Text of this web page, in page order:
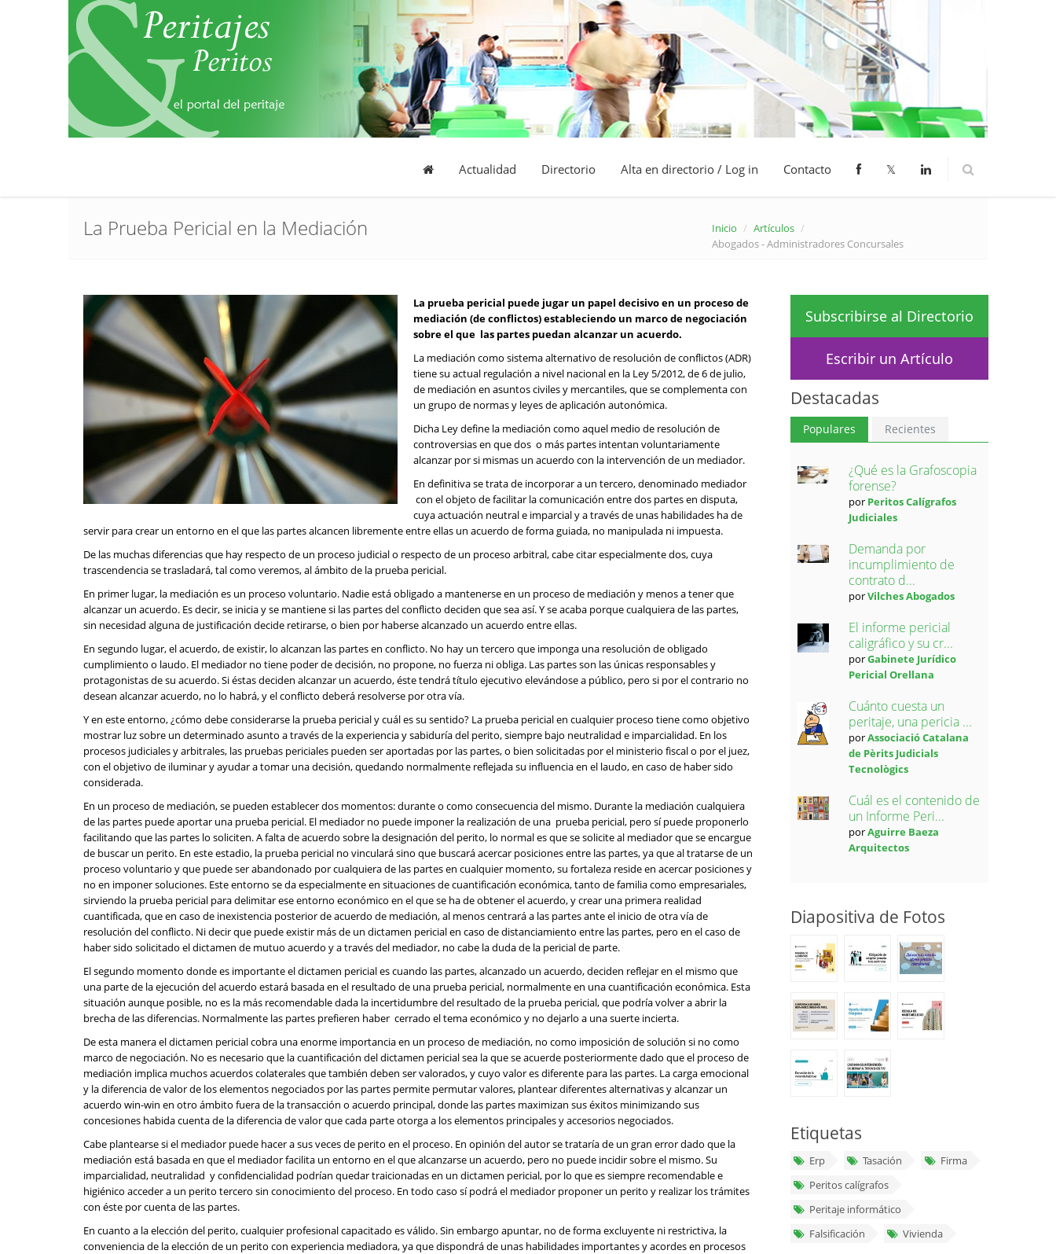
Actualidad Directorio Alta en directorio / Log in Contacto 𝕏
La Prueba Pericial en la Mediación Inicio / Artículos /
Abogados - Administradores Concursales
La prueba pericial puede jugar un papel decisivo en un proceso de
mediación (de conflictos) estableciendo un marco de negociación
sobre el que las partes puedan alcanzar un acuerdo.
La mediación como sistema alternativo de resolución de conflictos (ADR)
tiene su actual regulación a nivel nacional en la Ley 5/2012, de 6 de julio,
de mediación en asuntos civiles y mercantiles, que se complementa con
un grupo de normas y leyes de aplicación autonómica.
Dicha Ley define la mediación como aquel medio de resolución de
controversias en que dos o más partes intentan voluntariamente
alcanzar por si mismas un acuerdo con la intervención de un mediador.
En definitiva se trata de incorporar a un tercero, denominado mediador
con el objeto de facilitar la comunicación entre dos partes en disputa,
cuya actuación neutral e imparcial y a través de unas habilidades ha de
servir para crear un entorno en el que las partes alcancen libremente entre ellas un acuerdo de forma guiada, no manipulada ni impuesta.
De las muchas diferencias que hay respecto de un proceso judicial o respecto de un proceso arbitral, cabe citar especialmente dos, cuya
trascendencia se trasladará, tal como veremos, al ámbito de la prueba pericial.
En primer lugar, la mediación es un proceso voluntario. Nadie está obligado a mantenerse en un proceso de mediación y menos a tener que
alcanzar un acuerdo. Es decir, se inicia y se mantiene si las partes del conflicto deciden que sea así. Y se acaba porque cualquiera de las partes,
sin necesidad alguna de justificación decide retirarse, o bien por haberse alcanzado un acuerdo entre ellas.
En segundo lugar, el acuerdo, de existir, lo alcanzan las partes en conflicto. No hay un tercero que imponga una resolución de obligado
cumplimiento o laudo. El mediador no tiene poder de decisión, no propone, no fuerza ni obliga. Las partes son las únicas responsables y
protagonistas de su acuerdo. Si éstas deciden alcanzar un acuerdo, éste tendrá título ejecutivo elevándose a público, pero si por el contrario no
desean alcanzar acuerdo, no lo habrá, y el conflicto deberá resolverse por otra vía.
Y en este entorno, ¿cómo debe considerarse la prueba pericial y cuál es su sentido? La prueba pericial en cualquier proceso tiene como objetivo
mostrar luz sobre un determinado asunto a través de la experiencia y sabiduría del perito, siempre bajo neutralidad e imparcialidad. En los
procesos judiciales y arbitrales, las pruebas periciales pueden ser aportadas por las partes, o bien solicitadas por el ministerio fiscal o por el juez,
con el objetivo de iluminar y ayudar a tomar una decisión, quedando normalmente reflejada su influencia en el laudo, en caso de haber sido
considerada.
En un proceso de mediación, se pueden establecer dos momentos: durante o como consecuencia del mismo. Durante la mediación cualquiera
de las partes puede aportar una prueba pericial. El mediador no puede imponer la realización de una prueba pericial, pero sí puede proponerlo
facilitando que las partes lo soliciten. A falta de acuerdo sobre la designación del perito, lo normal es que se solicite al mediador que se encargue
de buscar un perito. En este estadio, la prueba pericial no vinculará sino que buscará acercar posiciones entre las partes, ya que al tratarse de un
proceso voluntario y que puede ser abandonado por cualquiera de las partes en cualquier momento, su fortaleza reside en acercar posiciones y
no en imponer soluciones. Este entorno se da especialmente en situaciones de cuantificación económica, tanto de familia como empresariales,
sirviendo la prueba pericial para delimitar ese entorno económico en el que se ha de obtener el acuerdo, y crear una primera realidad
cuantificada, que en caso de inexistencia posterior de acuerdo de mediación, al menos centrará a las partes ante el inicio de otra vía de
resolución del conflicto. Ni decir que puede existir más de un dictamen pericial en caso de distanciamiento entre las partes, pero en el caso de
haber sido solicitado el dictamen de mutuo acuerdo y a través del mediador, no cabe la duda de la pericial de parte.
El segundo momento donde es importante el dictamen pericial es cuando las partes, alcanzado un acuerdo, deciden reflejar en el mismo que
una parte de la ejecución del acuerdo estará basada en el resultado de una prueba pericial, normalmente en una cuantificación económica. Esta
situación aunque posible, no es la más recomendable dada la incertidumbre del resultado de la prueba pericial, que podría volver a abrir la
brecha de las diferencias. Normalmente las partes prefieren haber cerrado el tema económico y no dejarlo a una suerte incierta.
De esta manera el dictamen pericial cobra una enorme importancia en un proceso de mediación, no como imposición de solución si no como
marco de negociación. No es necesario que la cuantificación del dictamen pericial sea la que se acuerde posteriormente dado que el proceso de
mediación implica muchos acuerdos colaterales que también deben ser valorados, y cuyo valor es diferente para las partes. La carga emocional
y la diferencia de valor de los elementos negociados por las partes permite permutar valores, plantear diferentes alternativas y alcanzar un
acuerdo win-win en otro ámbito fuera de la transacción o acuerdo principal, donde las partes maximizan sus éxitos minimizando sus
concesiones habida cuenta de la diferencia de valor que cada parte otorga a los elementos principales y accesorios negociados.
Cabe plantearse si el mediador puede hacer a sus veces de perito en el proceso. En opinión del autor se trataría de un gran error dado que la
mediación está basada en que el mediador facilita un entorno en el que alcanzarse un acuerdo, pero no puede incidir sobre el mismo. Su
imparcialidad, neutralidad y confidencialidad podrían quedar traicionadas en un dictamen pericial, por lo que es siempre recomendable e
higiénico acceder a un perito tercero sin conocimiento del proceso. En todo caso sí podrá el mediador proponer un perito y realizar los trámites
con éste por cuenta de las partes.
En cuanto a la elección del perito, cualquier profesional capacitado es válido. Sin embargo apuntar, no de forma excluyente ni restrictiva, la
conveniencia de la elección de un perito con experiencia mediadora, ya que dispondrá de unas habilidades importantes y acordes en procesos
Subscribirse al Directorio
Escribir un Artículo
Destacadas
Populares Recientes
¿Qué es la Grafoscopia
forense?
por Peritos Calígrafos
Judiciales
Demanda por
incumplimiento de
contrato d...
porVilches Abogados
El informe pericial
caligráfico y su cr...
porGabinete Jurídico
Pericial Orellana
Cuánto cuesta un
peritaje, una pericia ...
porAssociació Catalana
de Pèrits Judicials
Tecnològics
Cuál es el contenido de
un Informe Peri...
porAguirre Baeza
Arquitectos
Diapositiva de Fotos
Etiquetas
Erp Tasación
Firma
Peritos calígrafos
Peritaje informático
Falsificación
Vivienda